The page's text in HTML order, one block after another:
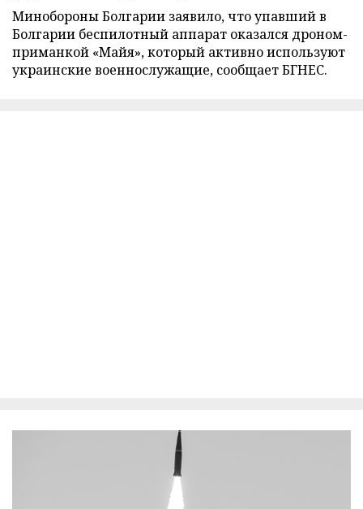
Минобороны Болгарии заявило, что упавший в
Болгарии беспилотный аппарат оказался дроном-
приманкой «Майя», который активно используют
украинские военнослужащие, сообщает БГНЕС.